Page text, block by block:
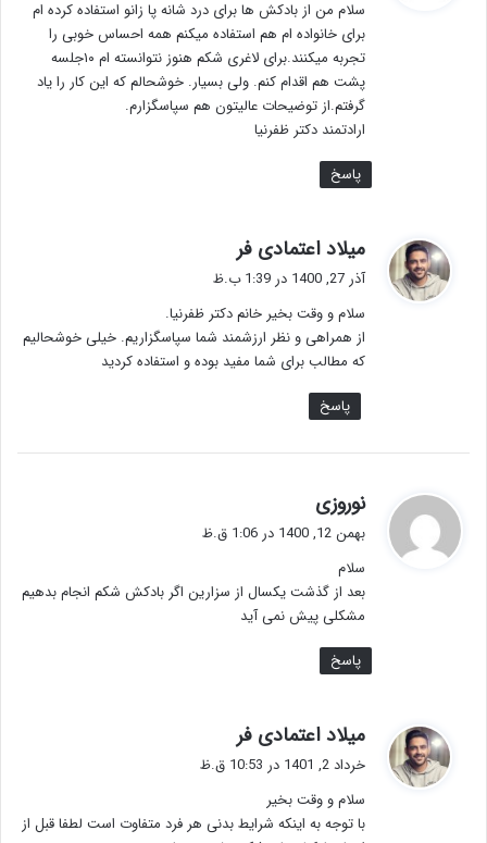
:
سلام من از بادکش ها برای درد شانه پا زانو استفاده کرده ام
برای خانواده ام هم استفاده میکنم همه احساس خوبی را
تجربه میکنند.برای لاغری شکم هنوز نتوانسته ام ۱۰جلسه
پشت هم اقدام کنم. ولی بسیار. خوشحالم که این کار را یاد
گرفتم.از توضیحات عالیتون هم سپاسگزارم.
ارادتمند دکتر ظفرنیا
پاسخ
میلاد اعتمادی فر
آذر 27, 1400 در 1:39 ب.ظ
سلام و وقت بخیر خانم دکتر ظفرنیا.
از همراهی و نظر ارزشمند شما سپاسگزاریم. خیلی خوشحالیم
که مطالب برای شما مفید بوده و استفاده کردید
پاسخ
نوروزی
بهمن 12, 1400 در 1:06 ق.ظ
سلام
بعد از گذشت یکسال از سزارین اگر بادکش شکم انجام بدهیم
مشکلی پیش نمی آید
پاسخ
میلاد اعتمادی فر
ف
خرداد 2, 1401 در 10:53 ق.ظ
سلام و وقت بخیر
با توجه به اینکه شرایط بدنی هر فرد متفاوت است لطفا قبل از